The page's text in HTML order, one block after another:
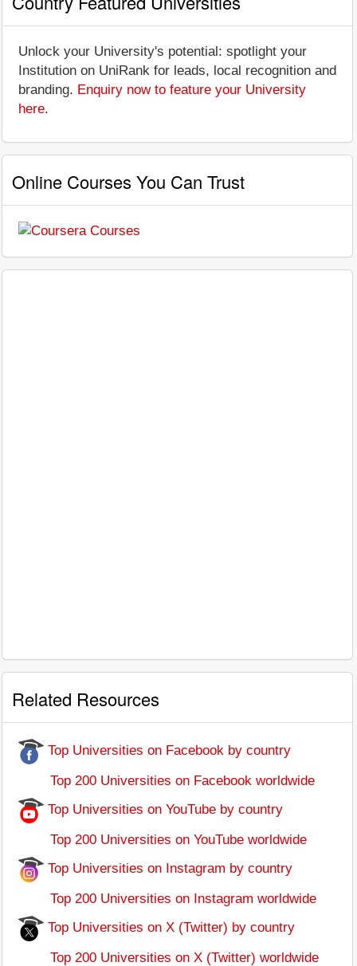
Unlock your University's potential: spotlight your
Institution on UniRank for leads, local recognition and
branding. Enquiry now to feature your University
here.
Online Courses You Can Trust
Related Resources
Top Universities on Facebook by country
Top 200 Universities on Facebook worldwide
Top Universities on YouTube by country
Top 200 Universities on YouTube worldwide
Top Universities on Instagram by country
Top 200 Universities on Instagram worldwide
Top Universities on X (Twitter) by country
Top 200 Universities on X (Twitter) worldwide